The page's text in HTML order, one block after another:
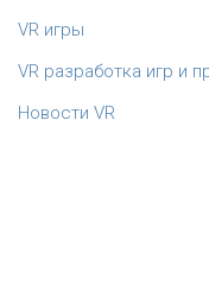
VR игры
VR разработка игр и
Новости VR